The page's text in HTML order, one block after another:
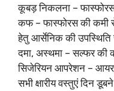
कूबड़ निकलना –
कफ – फास्फोरस की कमी
हेतु आर्सेनिक की
दमा, अस्थमा – सल्फर की
सिजेरियन आपरेशन –
सभी क्षारीय वस्तुएं दिन